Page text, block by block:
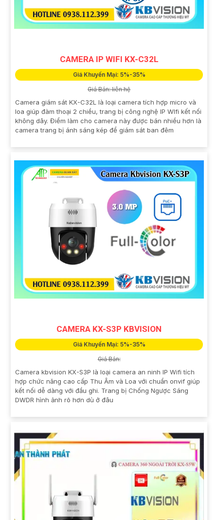
CAMERA IP WIFI KX-C32L
Giá Khuyến Mại: 5%-35%
Giá Bán: liên hệ
Camera giám sát KX-C32L là loại camera tích hợp micro và
loa giúp đàm thoại 2 chiều, trang bị công nghệ IP WIfi kết nối
không dây. Điểm làm cho camera này được bán nhiều hơn là
camera trang bị ánh sáng kép để giám sát ban đêm
CAMERA KX-S3P KBVISION
Giá Khuyến Mại: 5%-35%
Giá Bán:
Camera kbvision KX-S3P là loại camera an ninh IP Wifi tích
hợp chức năng cao cấp Thu Âm và Loa với chuẩn onvif giúp
kết nối dễ dàng với đầu ghi. Trang bị Chống Ngược Sáng
DWDR hình ảnh rõ hơn dù ở đâu